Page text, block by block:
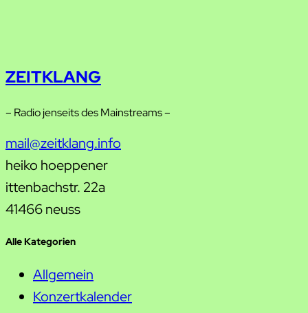
ZEITKLANG
– Radio jenseits des Mainstreams –
mail@zeitklang.info
heiko hoeppener
ittenbachstr. 22a
41466 neuss
Alle Kategorien
Allgemein
Konzertkalender